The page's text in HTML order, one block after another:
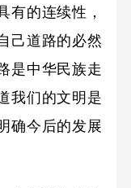
有的连续性，
己道路的必然
是中华民族走
我们的文明是
确今后的发展